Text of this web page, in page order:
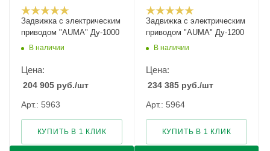
Задвижка с электрическим
приводом "AUMA" Ду-1000
В наличии
Цена:
204 905 руб./шт
Арт.: 5963
КУПИТЬ В 1 КЛИК
Задвижка с электрическим
приводом "AUMA" Ду-1200
В наличии
Цена:
234 385 руб./шт
Арт.: 5964
КУПИТЬ В 1 КЛИК